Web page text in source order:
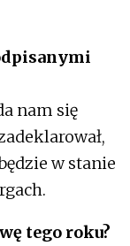
nam się
w stanie
tego roku?